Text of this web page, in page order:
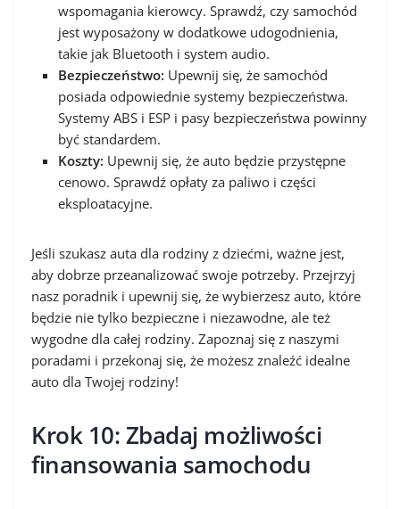
wspomagania kierowcy. Sprawdź, czy samochód
jest wyposażony w dodatkowe udogodnienia,
takie jak Bluetooth i system audio.
Bezpieczeństwo: Upewnij się, że samochód
posiada odpowiednie systemy bezpieczeństwa.
Systemy ABS i ESP i pasy bezpieczeństwa powinny
być standardem.
Koszty: Upewnij się, że auto będzie przystępne
cenowo. Sprawdź opłaty za paliwo i części
eksploatacyjne.
Jeśli szukasz auta dla rodziny z dziećmi, ważne jest,
aby dobrze przeanalizować swoje potrzeby. Przejrzyj
nasz poradnik i upewnij się, że wybierzesz auto, które
będzie nie tylko bezpieczne i niezawodne, ale też
wygodne dla całej rodziny. Zapoznaj się z naszymi
poradami i przekonaj się, że możesz znaleźć idealne
auto dla Twojej rodziny!
Krok 10: Zbadaj możliwości
finansowania samochodu